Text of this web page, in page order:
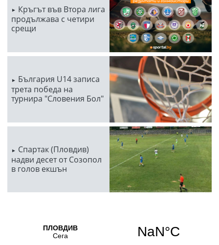
Кръгът във Втора лига
продължава с четири
срещи
България U14 записа
трета победа на
турнира "Словения Бол"
Спартак (Пловдив)
надви десет от Созопол
в голов екшън